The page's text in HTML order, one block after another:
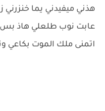
هذني ميفيدني يما خنزرني
عابت نوب طلعلي هاذ بس
اتمنى ملك الموت بكاعي